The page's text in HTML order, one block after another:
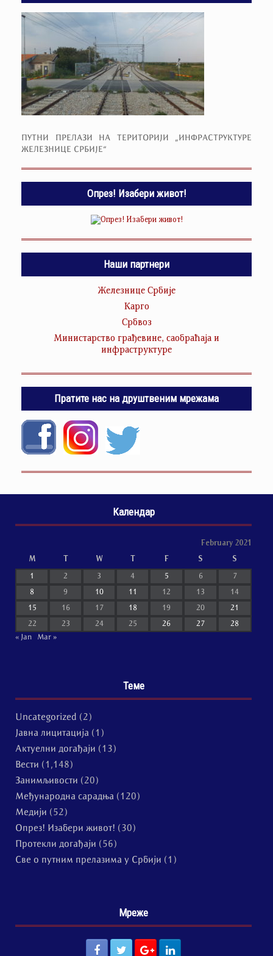
ПУТНИ ПРЕЛАЗИ НА ТЕРИТОРИЈИ „ИНФРАСТРУКТУРЕ
ЖЕЛЕЗНИЦЕ СРБИЈЕ“
Опрез! Изабери живот!
Наши партнери
Железнице Србије
Карго
Србвоз
Министарство грађевине, саобраћаја и
инфраструктуре
Пратите нас на друштвеним мрежама
Календар
February 2021
M T W T F S S
1 2 3 4 5 6 7
8 9 10 11 12 13 14
15 16 17 18 19 20 21
22 23 24 25 26 27
28
« Jan
Mar »
Теме
Uncategorized (2)
Јавна лицитација (1)
Актуелни догађаји (13)
Вести (1,148)
Занимљивости (20)
Међународна сарадња (120)
Медији (52)
Опрез! Изабери живот! (30)
Протекли догађаји (56)
Све о путним прелазима у Србији (1)
Мреже